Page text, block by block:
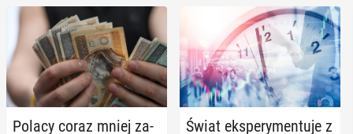
Polacy coraz mniej za­ Świat eks­pe­ry­men­tu­je z